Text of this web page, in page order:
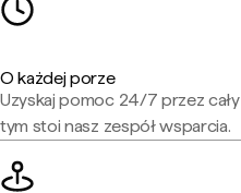
O każdej porze
Uzyskaj pomoc 24/7 przez
tym stoi nasz zespół wsparcia.